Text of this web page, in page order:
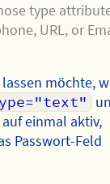
type
URL, or
möchte,
einmal aktiv,
Passwort-Feld